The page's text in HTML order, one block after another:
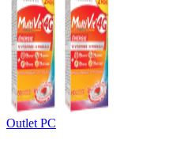
Outlet PC